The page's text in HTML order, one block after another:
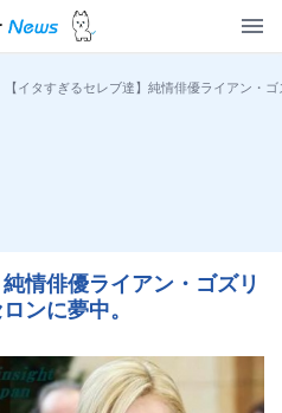
【イタすぎるセレブ達】純情俳優ライアン・
情俳優ライアン・ゴズリ
ンに夢中。